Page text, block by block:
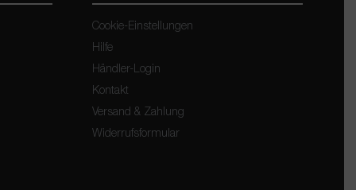
Cookie-Einstellungen
Hilfe
Händler-Login
Kontakt
Versand & Zahlung
Widerrufsformular